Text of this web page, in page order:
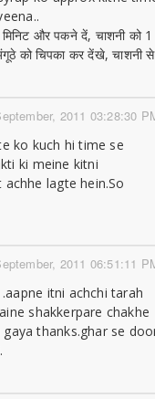
और पकने दें, चाशनी को 1
को चिपका कर देंखे, चाशनी से
2011 03:28:30
ko kuch hi time se
ki meine kitni
lagte hein.So
2011 06:51:11
itni achchi tarah
shakkerpare chakhe
thanks.ghar se